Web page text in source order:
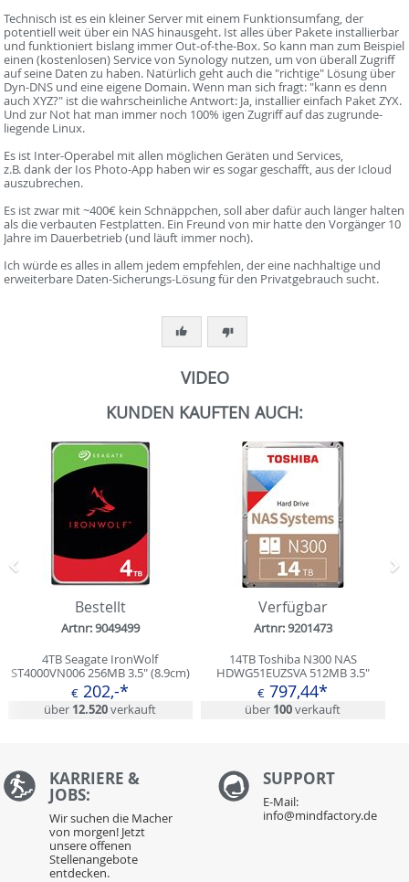
Technisch ist es ein kleiner Server mit einem Funktionsumfang, der
potentiell weit über ein NAS hinausgeht. Ist alles über Pakete installierbar
und funktioniert bislang immer Out-of-the-Box. So kann man zum Beispiel
einen (kostenlosen) Service von Synology nutzen, um von überall Zugriff
auf seine Daten zu haben. Natürlich geht auch die "richtige" Lösung über
Dyn-DNS und eine eigene Domain. Wenn man sich fragt: "kann es denn
auch XYZ?" ist die wahrscheinliche Antwort: Ja, installier einfach Paket ZYX.
Und zur Not hat man immer noch 100% igen Zugriff auf das zugrunde-
liegende Linux.
Es ist Inter-Operabel mit allen möglichen Geräten und Services,
z.B. dank der Ios Photo-App haben wir es sogar geschafft, aus der Icloud
auszubrechen.
Es ist zwar mit ~400€ kein Schnäppchen, soll aber dafür auch länger halten
als die verbauten Festplatten. Ein Freund von mir hatte den Vorgänger 10
Jahre im Dauerbetrieb (und läuft immer noch).
Ich würde es alles in allem jedem empfehlen, der eine nachhaltige und
erweiterbare Daten-Sicherungs-Lösung für den Privatgebrauch sucht.
VIDEO
KUNDEN KAUFTEN AUCH:
Bestellt
Artnr: 9049499
4TB Seagate IronWolf
ST4000VN006 256MB 3.5" (8.9cm)
SATA
€ 202,-*
über 12.520verkauft
Verfügbar
Artnr: 9201473
14TB Toshiba N300 NAS
HDWG51EUZSVA 512MB 3.5"
(8.9cm) SATA 6Gb/s
€ 797,44*
über 100verkauft
Zurück
KARRIERE &
JOBS:
Wir suchen die Macher
von morgen! Jetzt
unsere offenen
Stellenangebote
entdecken.
SUPPORT
E-Mail:
info@mindfactory.de